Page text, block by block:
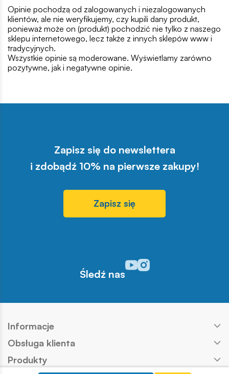
Opinie pochodzą od zalogowanych i niezalogowanych
klientów, ale nie weryfikujemy, czy kupili dany produkt,
ponieważ może on (produkt) pochodzić nie tylko z naszego
sklepu internetowego, lecz także z innych sklepów www i
tradycyjnych.
Wszystkie opinie są moderowane. Wyświetlamy zarówno
pozytywne, jak i negatywne opinie.
Zapisz się do newslettera
i zdobądź 10% na pierwsze zakupy!
Zapisz się
Śledź nas
Odwiedź nasz profil w
Odwiedź nasz profil w
Informacje
Obsługa klienta
Produkty